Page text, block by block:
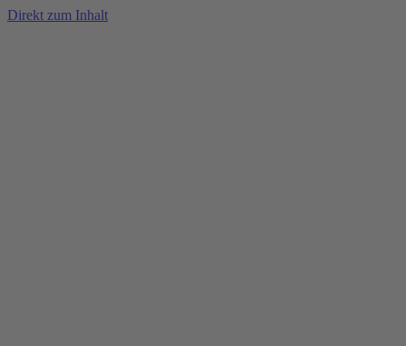
Direkt zum Inhalt